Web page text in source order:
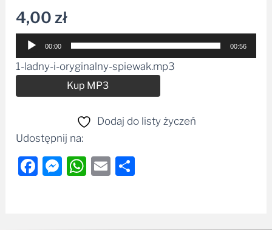
4,00zł
Odtwarzacz
plików
dźwiękowych
00:00 00:56
1-ladny-i-oryginalny-spiewak.mp3
Kup MP3
Dodaj do listy życzeń
Udostępnij na:
Facebook
Messenger
WhatsApp
Email